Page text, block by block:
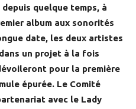
quelque temps, à
album aux sonorités
date, les deux artistes
un projet à la fois
pour la première
épurée. Le Comité
avec le Lady